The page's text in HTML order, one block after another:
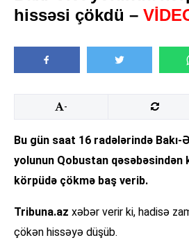
hissəsi çökdü –
-
Bu gün saat 16 radələrində
yolunun Qobustan qəsəbəsindən
körpüdə çökmə baş verib.
Tribuna.az xəbər verir ki, hadisə
çökən hissəyə düşüb.